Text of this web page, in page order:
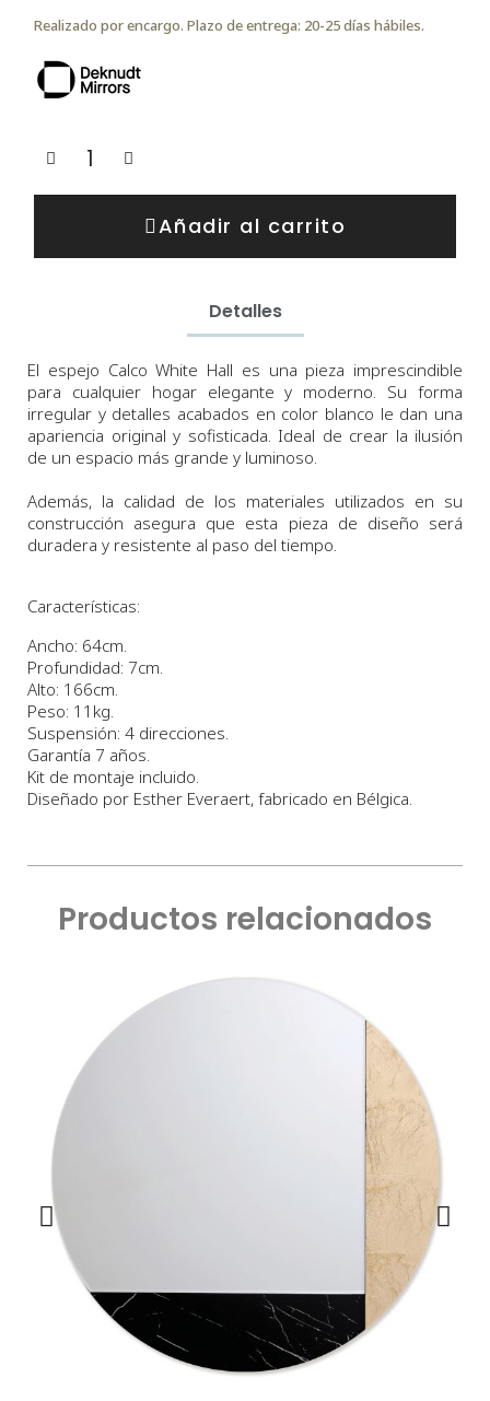
Realizado por encargo. Plazo de entrega: 20-25 días hábiles.
Añadir al carrito
Detalles
El espejo Calco White Hall es una pieza imprescindible
para cualquier hogar elegante y moderno. Su forma
irregular y detalles acabados en color blanco le dan una
apariencia original y sofisticada. Ideal de crear la ilusión
de un espacio más grande y luminoso.
Además, la calidad de los materiales utilizados en su
construcción asegura que esta pieza de diseño será
duradera y resistente al paso del tiempo.
Características:
Ancho: 64cm.
Profundidad: 7cm.
Alto: 166cm.
Peso: 11kg.
Suspensión: 4 direcciones.
Garantía 7 años.
Kit de montaje incluido.
Diseñado por Esther Everaert, fabricado en Bélgica.
Productos relacionados